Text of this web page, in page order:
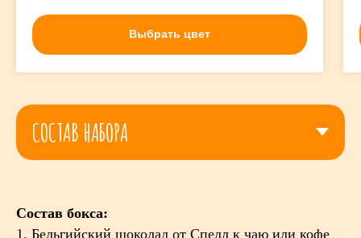
Выбрать цвет
Состав бокса:
1. Бельгийский шоколад от Спелл к чаю или кофе